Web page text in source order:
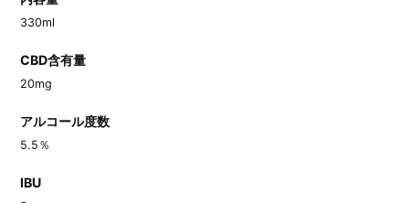
330ml
CBD含有量
20mg
アルコール度数
5.5％
IBU